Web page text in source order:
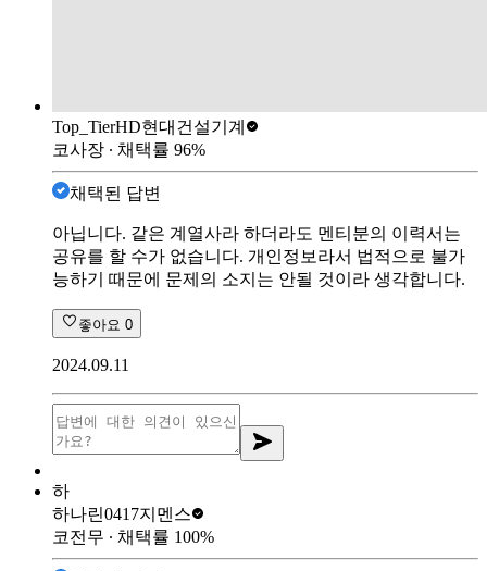
Top_TierHD현대건설기계
코사장 ∙ 채택률 96%
채택된 답변
아닙니다. 같은 계열사라 하더라도 멘티분의 이력서는
공유를 할 수가 없습니다. 개인정보라서 법적으로 불가
능하기 때문에 문제의 소지는 안될 것이라 생각합니다.
좋아요 0
2024.09.11
하
하나린0417지멘스
코전무 ∙ 채택률 100%